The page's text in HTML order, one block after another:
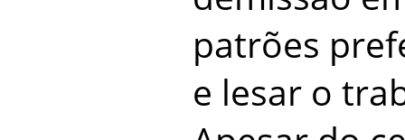
patrões
e lesar o